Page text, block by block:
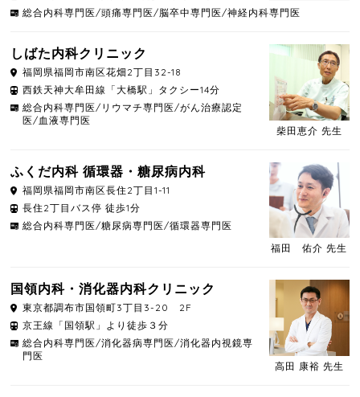
総合内科専門医/頭痛専門医/脳卒中専門医/神経内科専門医
柴田恵介 先生
しばた内科クリニック
福岡県福岡市南区花畑2丁目32-18
西鉄天神大牟田線「大橋駅」タクシー14分
総合内科専門医/リウマチ専門医/がん治療認定
医/血液専門医
福田 佑介 先生
ふくだ内科 循環器・糖尿病内科
福岡県福岡市南区長住2丁目1-11
長住2丁目バス停 徒歩1分
総合内科専門医/糖尿病専門医/循環器専門医
高田 康裕 先生
国領内科・消化器内科クリニック
東京都調布市国領町3丁目3-20 2F
京王線「国領駅」より徒歩３分
総合内科専門医/消化器病専門医/消化器内視鏡専
門医